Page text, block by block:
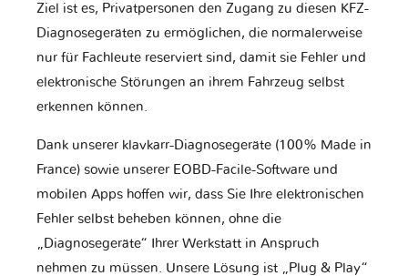
Ziel ist es, Privatpersonen den Zugang zu diesen KFZ-
Diagnosegeräten zu ermöglichen, die normalerweise
nur für Fachleute reserviert sind, damit sie Fehler und
elektronische Störungen an ihrem Fahrzeug selbst
erkennen können.
Dank unserer klavkarr-Diagnosegeräte (100% Made in
France) sowie unserer EOBD-Facile-Software und
mobilen Apps hoffen wir, dass Sie Ihre elektronischen
Fehler selbst beheben können, ohne die
„Diagnosegeräte“ Ihrer Werkstatt in Anspruch
nehmen zu müssen. Unsere Lösung ist „Plug & Play“